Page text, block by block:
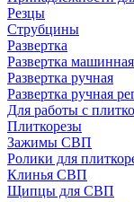
Резцы
Струбцины
Развертка
Развертка машинная
Развертка ручная
Развертка ручная
Для работы с
Плиткорезы
Зажимы СВП
Ролики для
Клинья СВП
Щипцы для СВП